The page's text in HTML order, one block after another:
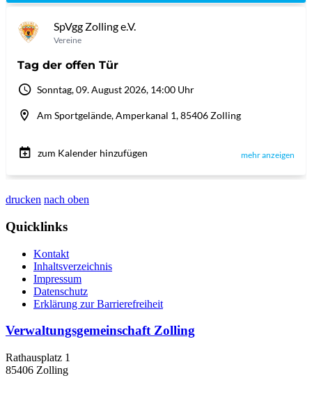
drucken nach oben
Quicklinks
Kontakt
Inhaltsverzeichnis
Impressum
Datenschutz
Erklärung zur Barrierefreiheit
Verwaltungsgemeinschaft Zolling
Rathausplatz 1
85406 Zolling